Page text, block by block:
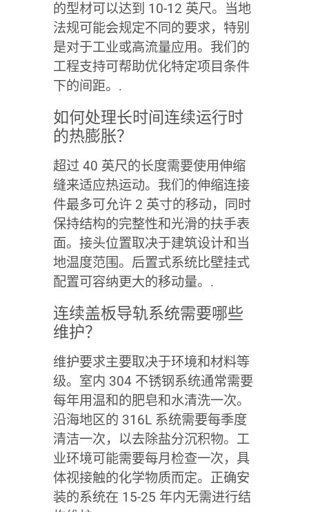
的型材可以达到 10-12 英尺。当地
法规可能会规定不同的要求，特别
是对于工业或高流量应用。我们的
工程支持可帮助优化特定项目条件
下的间距。.
如何处理长时间连续运行时
的热膨胀？
超过 40 英尺的长度需要使用伸缩
缝来适应热运动。我们的伸缩连接
件最多可允许 2 英寸的移动，同时
保持结构的完整性和光滑的扶手表
面。接头位置取决于建筑设计和当
地温度范围。后置式系统比壁挂式
配置可容纳更大的移动量。.
连续盖板导轨系统需要哪些
维护？
维护要求主要取决于环境和材料等
级。室内 304 不锈钢系统通常需要
每年用温和的肥皂和水清洗一次。
沿海地区的 316L 系统需要每季度
清洁一次，以去除盐分沉积物。工
业环境可能需要每月检查一次，具
体视接触的化学物质而定。正确安
装的系统在 15-25 年内无需进行结